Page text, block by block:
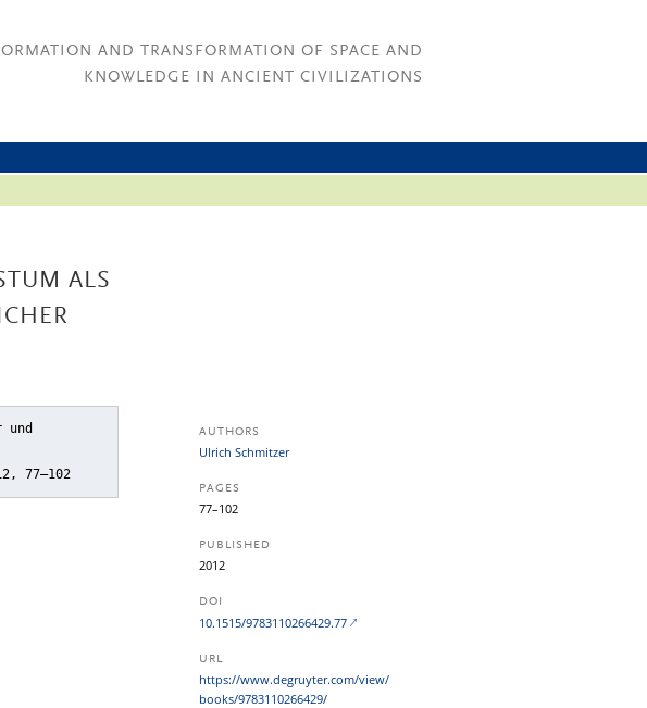
AND TRANSFORMATION OF SPACE AND
KNOWLEDGE IN ANCIENT CIVILIZATIONS
ALS
und
77–102
AUTHORS
Ulrich Schmitzer
PAGES
77–102
PUBLISHED
2012
DOI
10.1515/9783110266429.77
URL
https:/​/​www.degruyter.com/​view/​
books/​9783110266429/​